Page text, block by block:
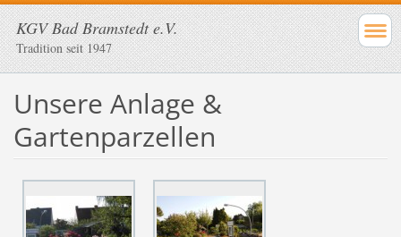
KGV Bad Bramstedt e.V.
Tradition seit 1947
Unsere Anlage &
Gartenparzellen